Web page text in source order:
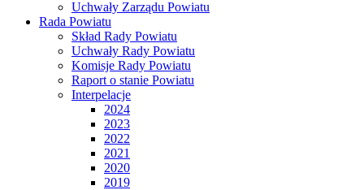
Uchwały Zarządu Powiatu
Rada Powiatu
Skład Rady Powiatu
Uchwały Rady Powiatu
Komisje Rady Powiatu
Raport o stanie Powiatu
Interpelacje
2024
2023
2022
2021
2020
2019